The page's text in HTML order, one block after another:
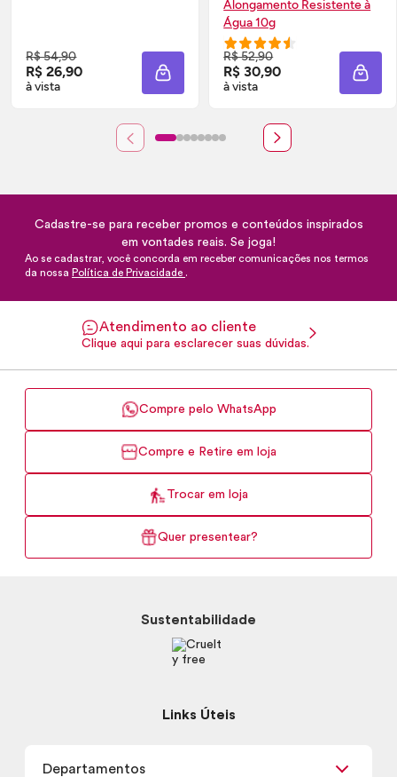
R$ 54,90
R$ 26,90
à vista ADICIONAR À SACOLA
Alongamento Resistente à
Água 10g
R$ 52,90
R$ 30,90
à vista
Cadastre-se para receber promos e conteúdos inspirados
em vontades reais. Se joga!
Ao se cadastrar, você concorda em receber comunicações nos termos
da nossa Política de Privacidade .
Atendimento ao cliente
Clique aqui para esclarecer suas dúvidas.
Compre pelo WhatsApp
Compre e Retire em loja
Trocar em loja
Quer presentear?
Sustentabilidade
Links Úteis
Departamentos